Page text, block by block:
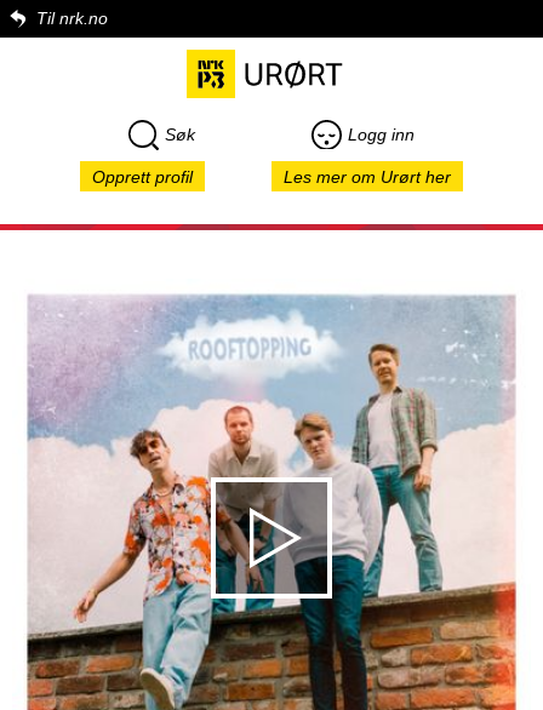
Til nrk.no
Søk Logg inn
Opprett profil Les mer om Urørt her